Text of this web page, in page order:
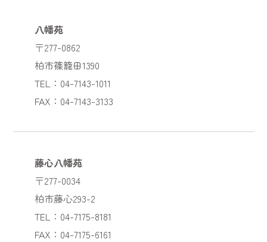
八幡苑
〒277-0862
柏市篠籠田1390
TEL：04-7143-1011
FAX：04-7143-3133
藤心八幡苑
〒277-0034
柏市藤心293-2
TEL：04-7175-8181
FAX：04-7175-6161